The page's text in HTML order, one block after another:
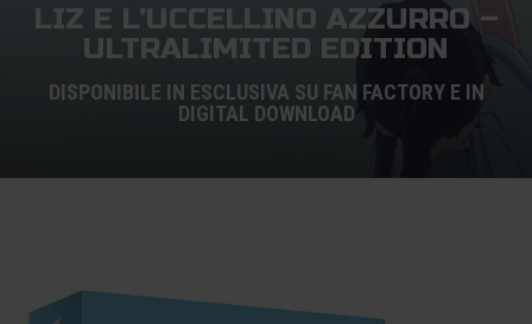
LIZ E L’UCCELLINO AZZURRO –
ULTRALIMITED EDITION
DISPONIBILE IN ESCLUSIVA SU FAN FACTORY E IN
DIGITAL DOWNLOAD